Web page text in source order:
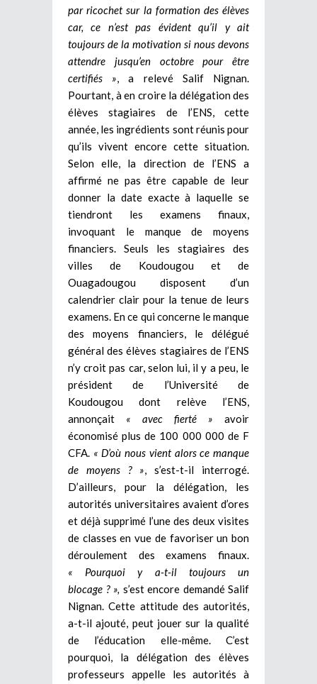
par ricochet sur la formation des élèves
car, ce n’est pas évident qu’il y ait
toujours de la motivation si nous devons
attendre jusqu’en octobre pour être
certifiés », a relevé Salif Nignan.
Pourtant, à en croire la délégation des
élèves stagiaires de l’ENS, cette
année, les ingrédients sont réunis pour
qu’ils vivent encore cette situation.
Selon elle, la direction de l’ENS a
affirmé ne pas être capable de leur
donner la date exacte à laquelle se
tiendront les examens finaux,
invoquant le manque de moyens
financiers. Seuls les stagiaires des
villes de Koudougou et de
Ouagadougou disposent d’un
calendrier clair pour la tenue de leurs
examens. En ce qui concerne le manque
des moyens financiers, le délégué
général des élèves stagiaires de l’ENS
n’y croit pas car, selon lui, il y a peu, le
président de l’Université de
Koudougou dont relève l’ENS,
annonçait « avec fierté » avoir
économisé plus de 100 000 000 de F
CFA. « D’où nous vient alors ce manque
de moyens ? », s’est-t-il interrogé.
D’ailleurs, pour la délégation, les
autorités universitaires avaient d’ores
et déjà supprimé l’une des deux visites
de classes en vue de favoriser un bon
déroulement des examens finaux.
« Pourquoi y a-t-il toujours un
blocage ? », s’est encore demandé Salif
Nignan. Cette attitude des autorités,
a-t-il ajouté, peut jouer sur la qualité
de l’éducation elle-même. C’est
pourquoi, la délégation des élèves
professeurs appelle les autorités à